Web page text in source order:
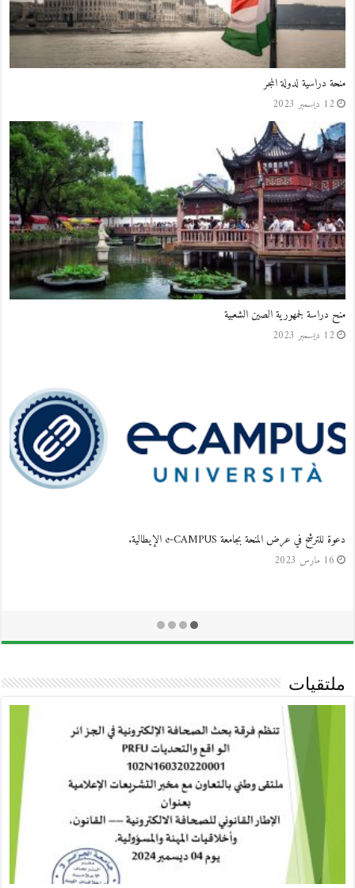
منحة دراسية لدولة المجر
12 ديسمبر 2023
منح دراسة لجمهورية الصين الشعبية
12 ديسمبر 2023
دعوة للترشح في عرض المنحة بجامعة e-CAMPUS الإيطالية.
16 مارس 2023
ملتقيات